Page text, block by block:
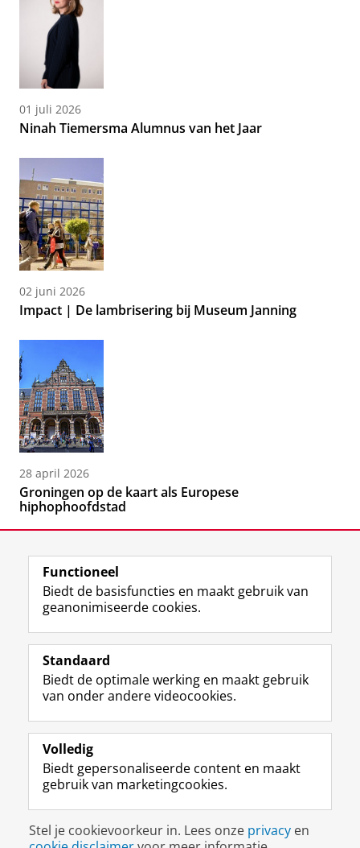
01 juli 2026
Ninah Tiemersma Alumnus van het Jaar
02 juni 2026
Impact | De lambrisering bij Museum Janning
28 april 2026
Groningen op de kaart als Europese
hiphophoofdstad
Volg de RUG
F
a
e
b
o
p
a
i
n
a
L
i
k
e
I
-
p
g
i
n
R
S
-
f
e
R
k
s
u
I
n
t
r
m
c
c
o
Y
o
T
e
k
a
a
Studiekiezers
Alumni
Over ons
Disclaimer & Copyright
Inloggen
Functioneel
Biedt de basisfuncties en maakt gebruik van
geanonimiseerde cookies.
Standaard
Biedt de optimale werking en maakt gebruik
van onder andere videocookies.
Volledig
Biedt gepersonaliseerde content en maakt
gebruik van marketingcookies.
Stel je cookievoorkeur in. Lees onze privacy en